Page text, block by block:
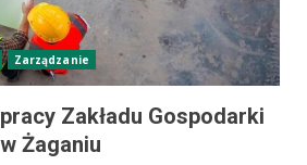
Zarządzanie
Zakładu Gospodarki
Żaganiu